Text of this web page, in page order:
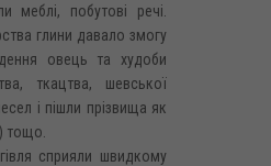
меблі, побутові речі.
глини давало змогу
овець та худоби
ткацтва, шевської
і пішли прізвища як
тощо.
сприяли швидкому